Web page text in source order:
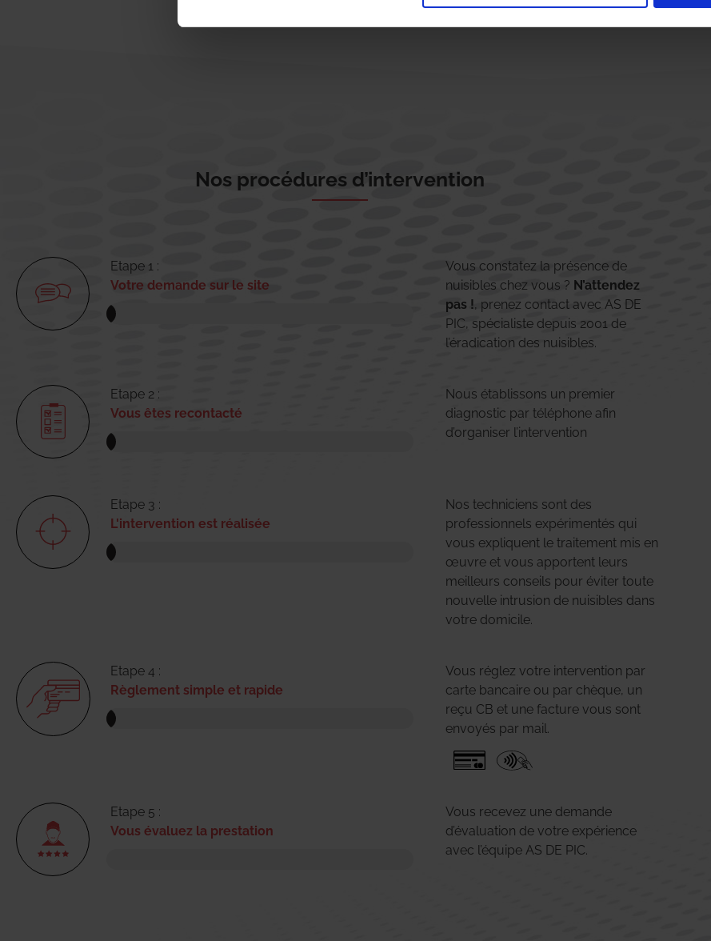
Nos procédures d’intervention
Etape 1 :
Votre demande sur le site
Vous constatez la présence de
nuisibles chez vous ? N’attendez
pas !, prenez contact avec AS DE
PIC, spécialiste depuis 2001 de
l’éradication des nuisibles.
Etape 2 :
Vous êtes recontacté
Nous établissons un premier
diagnostic par téléphone afin
d’organiser l’intervention
Etape 3 :
L'intervention est réalisée
Nos techniciens sont des
professionnels expérimentés qui
vous expliquent le traitement mis en
œuvre et vous apportent leurs
meilleurs conseils pour éviter toute
nouvelle intrusion de nuisibles dans
votre domicile.
Etape 4 :
Règlement simple et rapide
Vous réglez votre intervention par
carte bancaire ou par chèque, un
reçu CB et une facture vous sont
envoyés par mail.
Etape 5 :
Vous évaluez la prestation
Vous recevez une demande
d’évaluation de votre expérience
avec l’équipe AS DE PIC.